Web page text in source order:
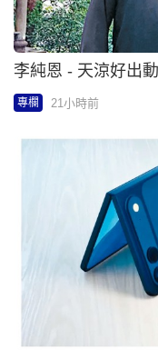
陳曉峰 - 從球星合
的國際新機遇 | 亞
21小時前